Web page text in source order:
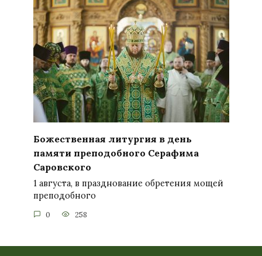
Божественная литургия в день
памяти преподобного Серафима
Саровского
1 августа, в празднование обретения мощей
преподобного
0 258